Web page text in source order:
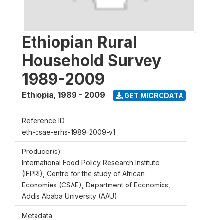
Ethiopian Rural
Household Survey
1989-2009
Ethiopia, 1989 - 2009 GET MICRODATA
Reference ID
eth-csae-erhs-1989-2009-v1
Producer(s)
International Food Policy Research Institute
(IFPRI), Centre for the study of African
Economies (CSAE), Department of Economics,
Addis Ababa University (AAU)
Metadata